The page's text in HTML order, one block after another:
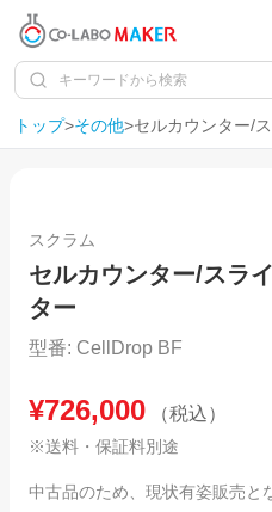
トップ>その他>セルカウンター/
スクラム
セルカウンター/スラ
ター
型番: CellDrop BF
¥726,000 （税込）
※送料・保証料別途
中古品のため、現状有姿販売と